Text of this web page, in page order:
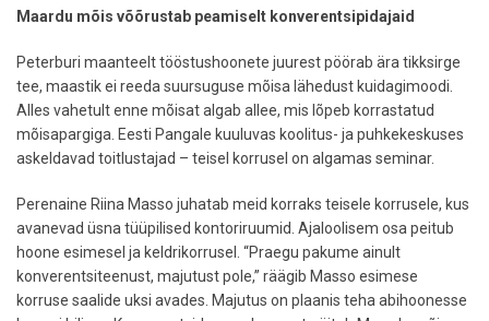
Maardu mõis võõrustab peamiselt konverentsipidajaid
Peterburi maanteelt tööstushoonete juurest pöörab ära tikksirge
tee, maastik ei reeda suursuguse mõisa lähedust kuidagimoodi.
Alles vahetult enne mõisat algab allee, mis lõpeb korrastatud
mõisapargiga. Eesti Pangale kuuluvas koolitus- ja puhkekeskuses
askeldavad toitlustajad – teisel korrusel on algamas seminar.
Perenaine Riina Masso juhatab meid korraks teisele korrusele, kus
avanevad üsna tüüpilised kontoriruumid. Ajaloolisem osa peitub
hoone esimesel ja keldrikorrusel. “Praegu pakume ainult
konverentsiteenust, majutust pole,” räägib Masso esimese
korruse saalide uksi avades. Majutus on plaanis teha abihoonesse